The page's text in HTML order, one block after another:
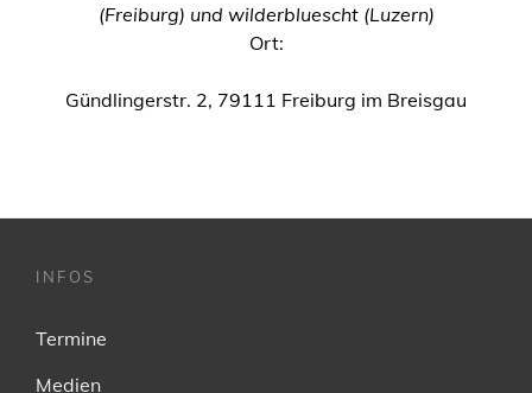
(Freiburg) und wilderbluescht (Luzern)
Ort:
Gündlingerstr. 2, 79111 Freiburg im Breisgau
INFOS
Termine
Medien